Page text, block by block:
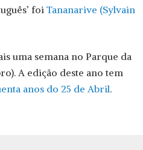
foi Tananarive (Sylvain
uma semana no Parque da
A edição deste ano tem
anos do 25 de Abril.